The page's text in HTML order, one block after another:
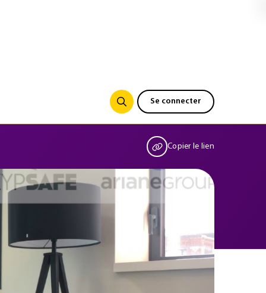
Se connecter
Copier le lien